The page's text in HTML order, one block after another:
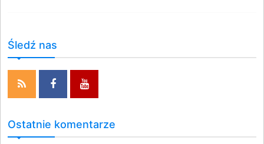
Śledź nas
Ostatnie komentarze